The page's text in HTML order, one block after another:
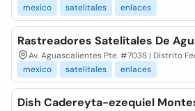
mexico
satelitales enlaces
Rastreadores Satelitales De
Av. Aguascalientes Pte. #7038 | Distrito
mexico
satelitales enlaces
Dish Cadereyta-ezequiel